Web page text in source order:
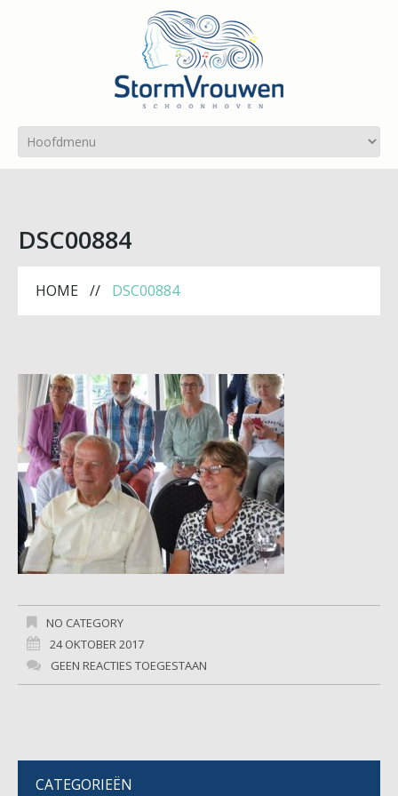
DSC00884
HOME DSC00884
NO CATEGORY
24 OKTOBER 2017
GEEN REACTIES TOEGESTAAN
CATEGORIEËN